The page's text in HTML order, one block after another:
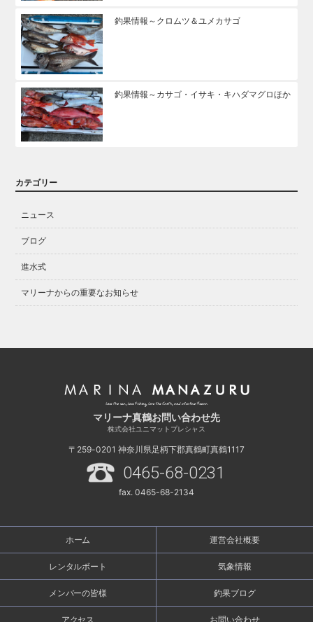
釣果情報～クロムツ＆ユメカサゴ
釣果情報～カサゴ・イサキ・キハダマグロほか
カテゴリー
ニュース
ブログ
進水式
マリーナからの重要なお知らせ
マリーナ真鶴お問い合わせ先
株式会社ユニマットプレシャス
〒259-0201 神奈川県足柄下郡真鶴町真鶴1117
0465-68-0231
fax. 0465-68-2134
ホーム 運営会社概要
レンタルボート 気象情報
メンバーの皆様 釣果ブログ
アクセス お問い合わせ